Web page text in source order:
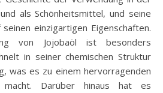
als Schönheitsmittel, und seine
einzigartigen Eigenschaften.
von Jojobaöl ist besonders
in seiner chemischen Struktur
was es zu einem hervorragenden
macht. Darüber hinaus hat es